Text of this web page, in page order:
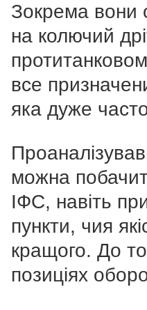
Зокрема вони
на колючий
все
яка дуже
можна
ІФС, навіть
пункти, чия
кращого. До
позиціях